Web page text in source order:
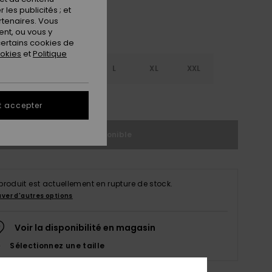
L XL XXL
est actuellement en rupture de stock.
d'autres options
Voir la disponibilité en magasin
Sélectionnez une taille
les publicités ; et
Vous
ou vous y
cookies de
etPolitique
accepter